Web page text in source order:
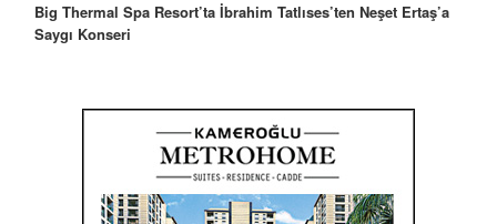
Big Thermal Spa Resort’ta İbrahim Tatlıses’ten Neşet Ertaş’a
Saygı Konseri
Robbie Williams’tan İstanbul’a Mesaj: “Unutulmaz Bir Gece
Olacak”